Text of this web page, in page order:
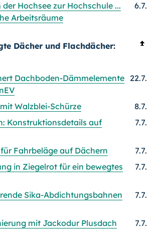
Hochsee zur Hochschule ...
Arbeitsräume
6.7.
Dächer und Flachdächer:
Dachboden-Dämmelemente 22.7.
Walzblei-Schürze
8.7.
Konstruktionsdetails auf
7.7.
Fahrbeläge auf Dächern
7.7.
in Ziegelrot für ein bewegtes
7.7.
Sika-Abdichtungsbahnen
7.7.
mit Jackodur Plusdach
7.7.